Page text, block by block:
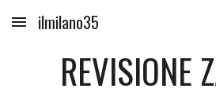
Skip to main content
ilmilano35
REVISIONE